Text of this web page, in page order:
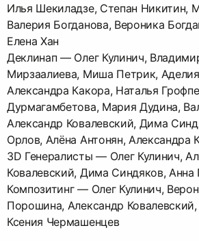
Илья Шекиладзе, Степан Никитин,
Валерия Богданова, Вероника
Елена Хан
Деклинап — Олег Кулинич,
Мирзаалиева, Миша Петрик,
Александра Какора, Наталья
Дурмагамбетова, Мария Дудина,
Александр Ковалевский, Дима
Орлов, Алёна Антонян, Александра
3D Генералисты — Олег Кулинич,
Ковалевский, Дима Синдяков, Анна
Композитинг — Олег Кулинич,
Порошина, Александр
Ксения Чермашенцев